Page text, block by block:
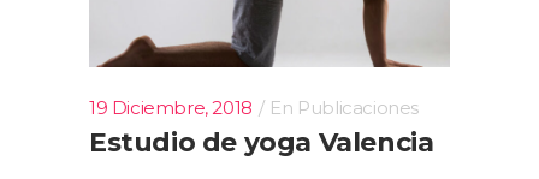
19 Diciembre, 2018 En Publicaciones
Estudio de yoga Valencia